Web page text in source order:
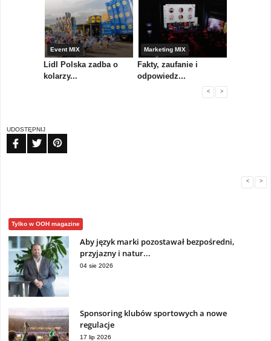
Event MIX
Lidl Polska zadba o
kolarzy...
Marketing MIX
Fakty, zaufanie i
odpowiedz...
< >
UDOSTĘPNIJ
< >
Tylko w OOH magazine
Aby język marki pozostawał bezpośredni,
przyjazny i natur...
04 sie 2026
Sponsoring klubów sportowych a nowe
regulacje
17 lip 2026